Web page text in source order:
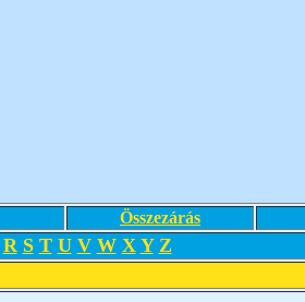
Összezárás
R S T U V W X Y Z